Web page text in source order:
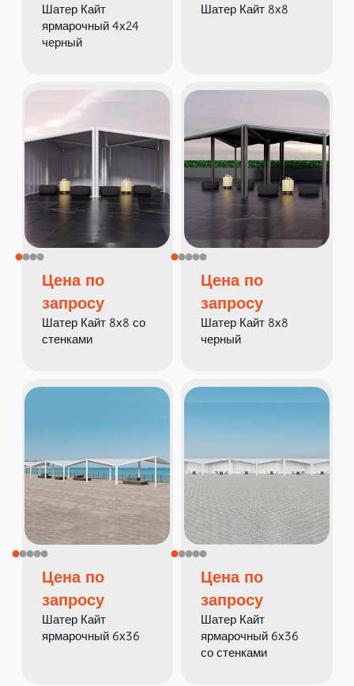
Шатер Кайт
ярмарочный 4х24
черный
Шатер Кайт 8х8
Цена по
запросу
Шатер Кайт 8х8 со
стенками
Цена по
запросу
Шатер Кайт 8х8
черный
Цена по
запросу
Шатер Кайт
ярмарочный 6х36
Цена по
запросу
Шатер Кайт
ярмарочный 6х36
со стенками